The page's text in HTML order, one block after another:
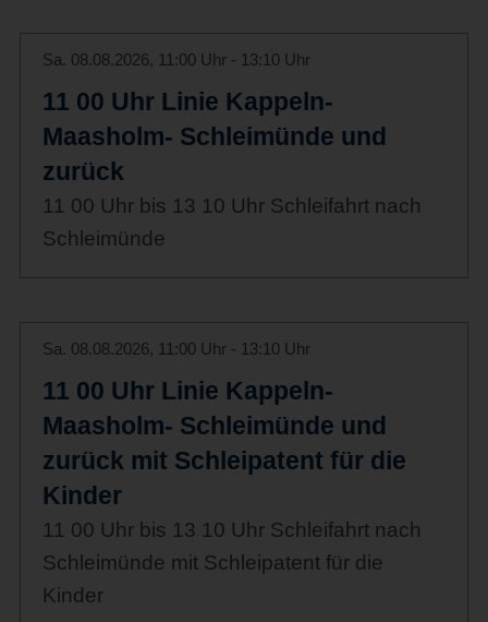
Sa. 08.08.2026, 11:00 Uhr - 13:10 Uhr
11 00 Uhr Linie Kappeln-
Maasholm- Schleimünde und
zurück
11 00 Uhr bis 13 10 Uhr Schleifahrt nach
Schleimünde
Sa. 08.08.2026, 11:00 Uhr - 13:10 Uhr
11 00 Uhr Linie Kappeln-
Maasholm- Schleimünde und
zurück mit Schleipatent für die
Kinder
11 00 Uhr bis 13 10 Uhr Schleifahrt nach
Schleimünde mit Schleipatent für die
Kinder